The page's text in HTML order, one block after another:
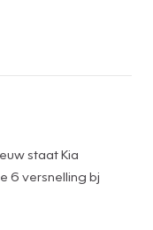
staat Kia
6 versnelling bj